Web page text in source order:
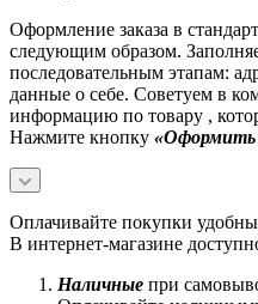
Оформление заказа в
следующим образом.
последовательным этапам:
данные о себе. Советуем в
информацию по товару ,
Нажмите кнопку «Оформить
Оплачивайте покупки
В интернет-магазине
Наличные при